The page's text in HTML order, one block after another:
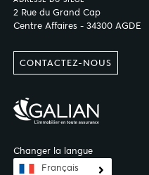
2 Rue du Grand Cap
Centre Affaires - 34300 AGDE
CONTACTEZ-NOUS
Changer la langue
Français